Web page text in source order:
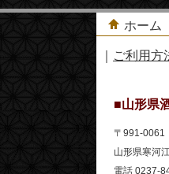
ホーム
ご利用方
■山形県
〒991-0061
山形県寒河
電話 0237-